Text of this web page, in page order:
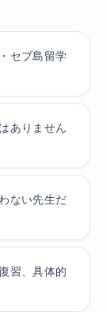
セブ島留学
ありません
ない先生だ
習、具体的